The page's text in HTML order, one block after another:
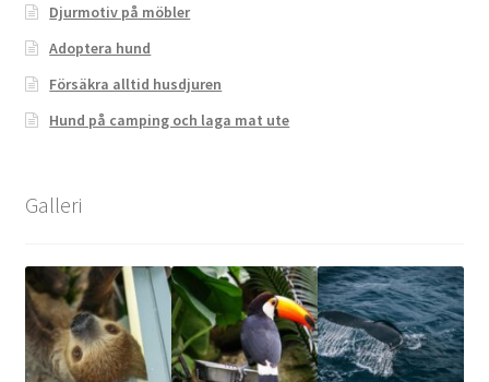
Djurmotiv på möbler
Adoptera hund
Försäkra alltid husdjuren
Hund på camping och laga mat ute
Galleri